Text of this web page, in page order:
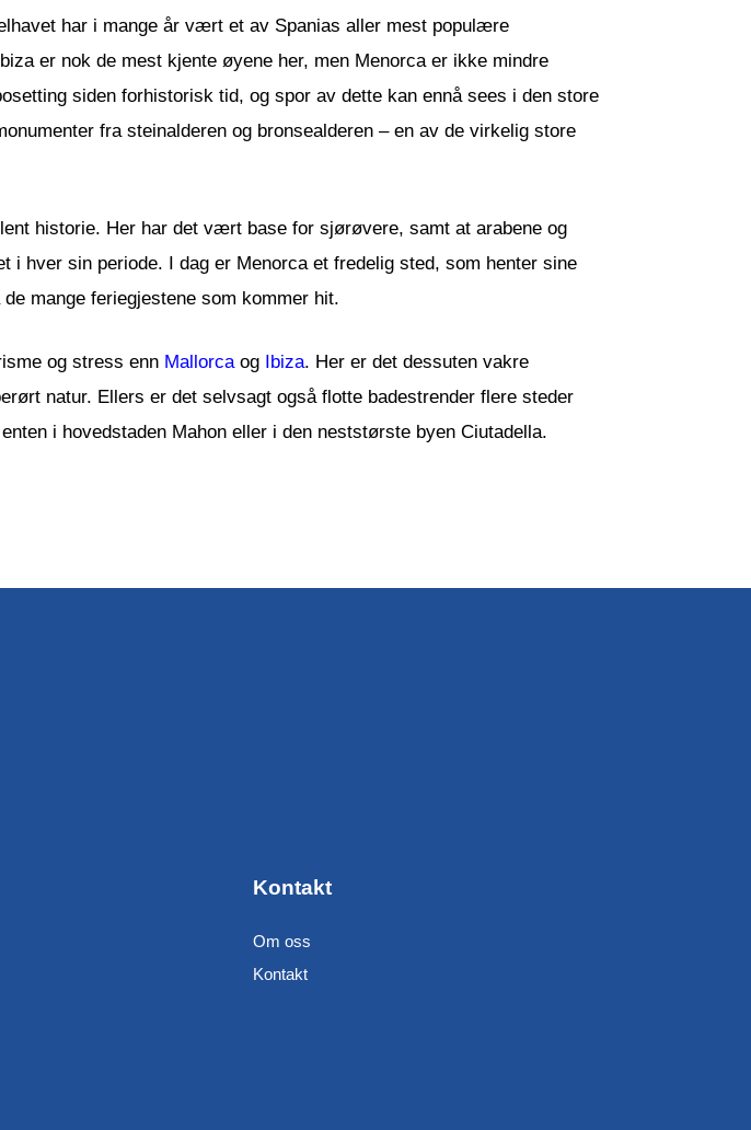
har i mange år vært et av Spanias aller mest populære
er nok de mest kjente øyene her, men Menorca er ikke mindre
siden forhistorisk tid, og spor av dette kan ennå sees i den store
fra steinalderen og bronsealderen – en av de virkelig store
historie. Her har det vært base for sjørøvere, samt at arabene og
i hver sin periode. I dag er Menorca et fredelig sted, som henter sine
mange feriegjestene som kommer hit.
og stress enn Mallorcaog Ibiza. Her er det dessuten vakre
natur. Ellers er det selvsagt også flotte badestrender flere steder
i hovedstaden Mahon eller i den neststørste byen Ciutadella.
Kontakt
Om oss
Kontakt